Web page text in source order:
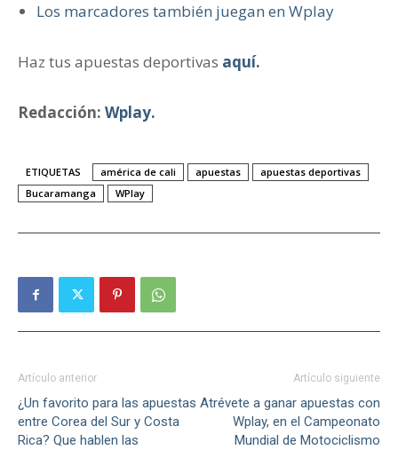
Los marcadores también juegan en Wplay
Haz tus apuestas deportivas aquí.
Redacción: Wplay.
ETIQUETAS américa de cali apuestas
apuestas deportivas
Bucaramanga
WPlay
Artículo anterior
¿Un favorito para las apuestas
entre Corea del Sur y Costa
Rica? Que hablen las
Artículo siguiente
Atrévete a ganar apuestas con
Wplay, en el Campeonato
Mundial de Motociclismo